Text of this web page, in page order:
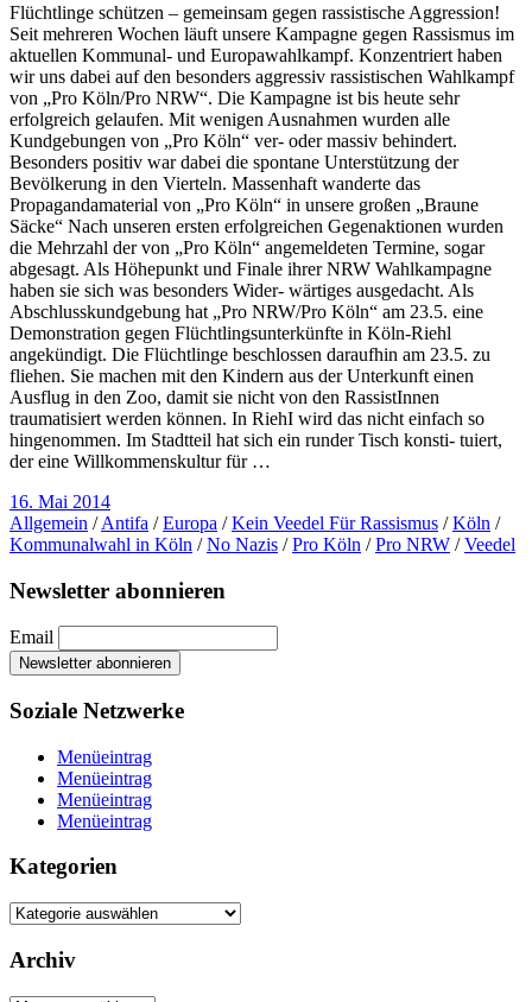
Flüchtlinge schützen – gemeinsam gegen rassistische Aggression!
Seit mehreren Wochen läuft unsere Kampagne gegen Rassismus im
aktuellen Kommunal- und Europawahlkampf. Konzentriert haben
wir uns dabei auf den besonders aggressiv rassistischen Wahlkampf
von „Pro Köln/Pro NRW“. Die Kampagne ist bis heute sehr
erfolgreich gelaufen. Mit wenigen Ausnahmen wurden alle
Kundgebungen von „Pro Köln“ ver- oder massiv behindert.
Besonders positiv war dabei die spontane Unterstützung der
Bevölkerung in den Vierteln. Massenhaft wanderte das
Propagandamaterial von „Pro Köln“ in unsere großen „Braune
Säcke“ Nach unseren ersten erfolgreichen Gegenaktionen wurden
die Mehrzahl der von „Pro Köln“ angemeldeten Termine, sogar
abgesagt. Als Höhepunkt und Finale ihrer NRW Wahlkampagne
haben sie sich was besonders Wider- wärtiges ausgedacht. Als
Abschlusskundgebung hat „Pro NRW/Pro Köln“ am 23.5. eine
Demonstration gegen Flüchtlingsunterkünfte in Köln-Riehl
angekündigt. Die Flüchtlinge beschlossen daraufhin am 23.5. zu
fliehen. Sie machen mit den Kindern aus der Unterkunft einen
Ausflug in den Zoo, damit sie nicht von den RassistInnen
traumatisiert werden können. In RiehI wird das nicht einfach so
hingenommen. Im Stadtteil hat sich ein runder Tisch konsti- tuiert,
der eine Willkommenskultur für …
16. Mai 2014
Allgemein /Antifa /Europa /Kein Veedel Für Rassismus /Köln /
Kommunalwahl in Köln /No Nazis /Pro Köln /Pro NRW /Veedel
Newsletter abonnieren
Email
Soziale Netzwerke
Menüeintrag
Menüeintrag
Menüeintrag
Menüeintrag
Kategorien
Kategorien
Archiv